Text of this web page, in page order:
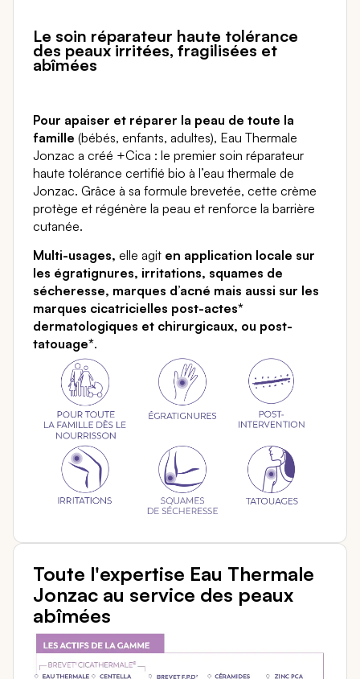
Le soin réparateur haute tolérance
des peaux irritées, fragilisées et
abîmées
Pour apaiser et réparer la peau de toute la
famille (bébés, enfants, adultes), Eau Thermale
Jonzac a créé +Cica : le premier soin réparateur
haute tolérance certifié bio à l’eau thermale de
Jonzac. Grâce à sa formule brevetée, cette crème
protège et régénère la peau et renforce la barrière
cutanée.
Multi-usages, elle agit en application locale sur
les égratignures, irritations, squames de
sécheresse, marques d’acné mais aussi sur les
marques cicatricielles post-actes*
dermatologiques et chirurgicaux, ou post-
tatouage*.
Toute l'expertise Eau Thermale
Jonzac au service des peaux
abîmées